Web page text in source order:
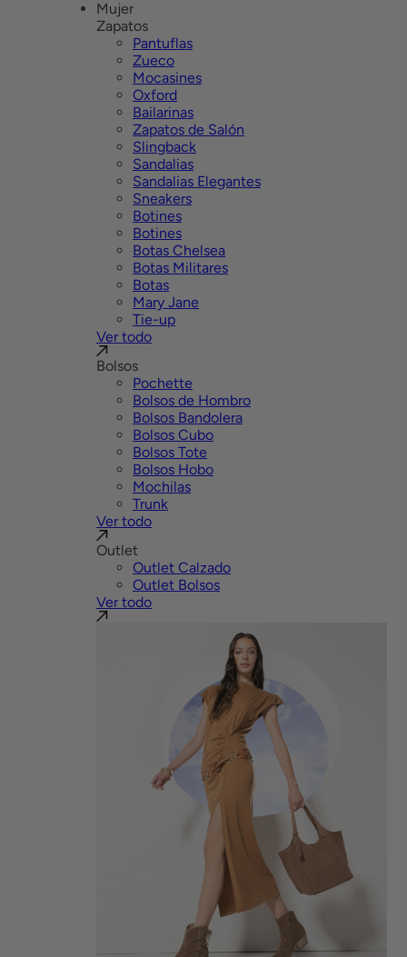
Mujer
Zapatos
Pantuflas
Zueco
Mocasines
Oxford
Bailarinas
Zapatos de Salón
Slingback
Sandalias
Sandalias Elegantes
Sneakers
Botines
Botines
Botas Chelsea
Botas Militares
Botas
Mary Jane
Tie-up
Ver todo
Bolsos
Pochette
Bolsos de Hombro
Bolsos Bandolera
Bolsos Cubo
Bolsos Tote
Bolsos Hobo
Mochilas
Trunk
Ver todo
Outlet
Outlet Calzado
Outlet Bolsos
Ver todo